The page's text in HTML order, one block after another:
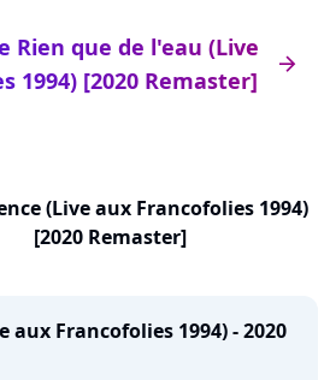
arrow_right
Rien que de l'eau (Live
1994) [2020 Remaster]
(Live aux Francofolies 1994)
[2020 Remaster]
aux Francofolies 1994) - 2020